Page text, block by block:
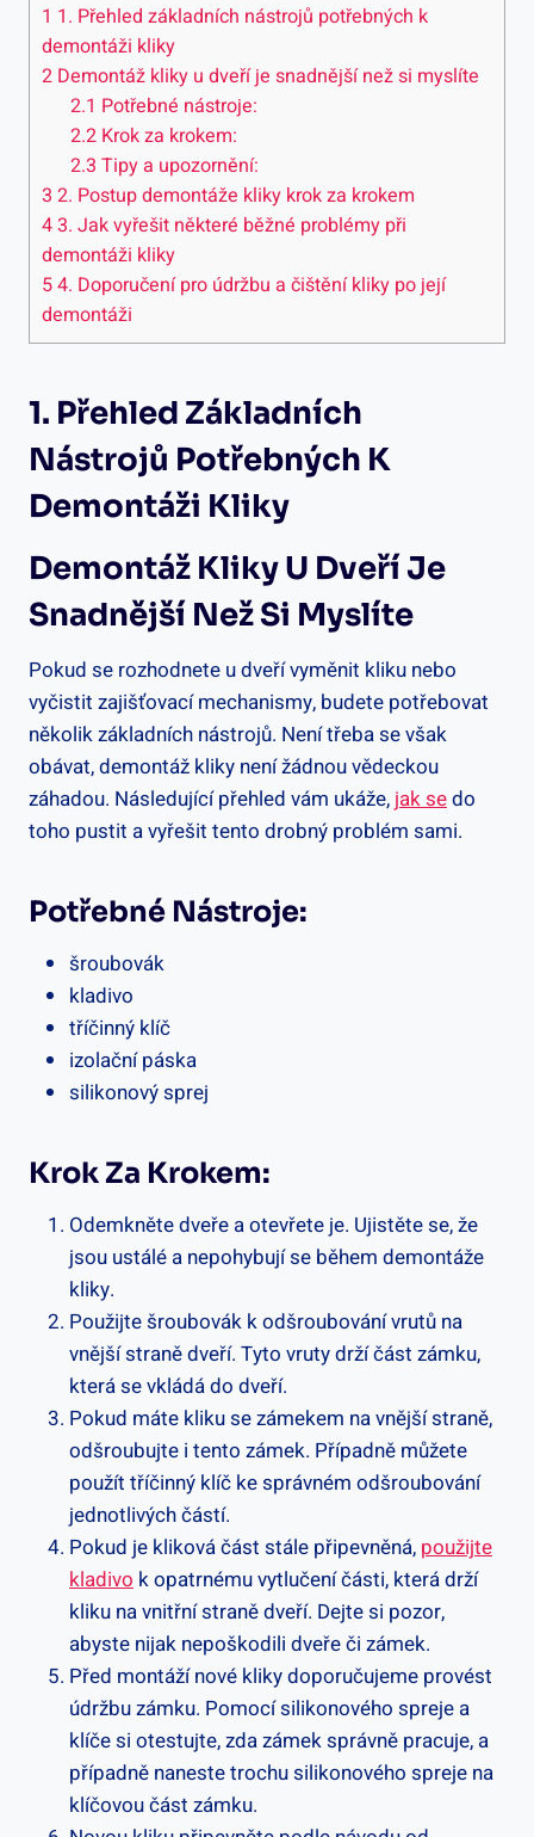
1 1. Přehled základních nástrojů potřebných k
demontáži kliky
2 Demontáž kliky u dveří je snadnější než si myslíte
2.1 Potřebné nástroje:
2.2 Krok za krokem:
2.3 Tipy a upozornění:
3 2. Postup demontáže kliky krok za krokem
43. Jak vyřešit některé běžné problémy při
demontáži kliky
54. Doporučení pro údržbu a čištění kliky po její
demontáži
1. Přehled Základních
Nástrojů Potřebných K
Demontáži Kliky
Demontáž Kliky U Dveří Je
Snadnější Než Si Myslíte
Pokud se rozhodnete u dveří vyměnit kliku nebo
vyčistit zajišťovací mechanismy, budete potřebovat
několik základních nástrojů. Není třeba se však
obávat, demontáž kliky není žádnou vědeckou
záhadou. Následující přehled vám ukáže, jak sedo
toho pustit a vyřešit tento drobný problém sami.
Potřebné Nástroje:
šroubovák
kladivo
tříčinný klíč
izolační páska
silikonový sprej
Krok Za Krokem:
Odemkněte dveře a otevřete je. Ujistěte se, že
jsou ustálé a nepohybují se během demontáže
kliky.
Použijte šroubovák k odšroubování vrutů na
vnější straně dveří. Tyto vruty drží část zámku,
která se vkládá do dveří.
Pokud máte kliku se zámekem na vnější straně,
odšroubujte i tento zámek. Případně můžete
použít tříčinný klíč ke správném odšroubování
jednotlivých částí.
Pokud je kliková část stále připevněná, použijte
kladivo k opatrnému vytlučení části, která drží
kliku na vnitřní straně dveří. Dejte si pozor,
abyste nijak nepoškodili dveře či zámek.
Před montáží nové kliky doporučujeme provést
údržbu zámku. Pomocí silikonového spreje a
klíče si otestujte, zda zámek správně pracuje, a
případně naneste trochu silikonového spreje na
klíčovou část zámku.